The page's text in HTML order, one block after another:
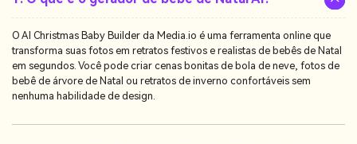
O AI Christmas Baby Builder da Media.io é uma ferramenta online que
transforma suas fotos em retratos festivos e realistas de bebês de Natal
em segundos. Você pode criar cenas bonitas de bola de neve, fotos de
bebê de árvore de Natal ou retratos de inverno confortáveis sem
nenhuma habilidade de design.